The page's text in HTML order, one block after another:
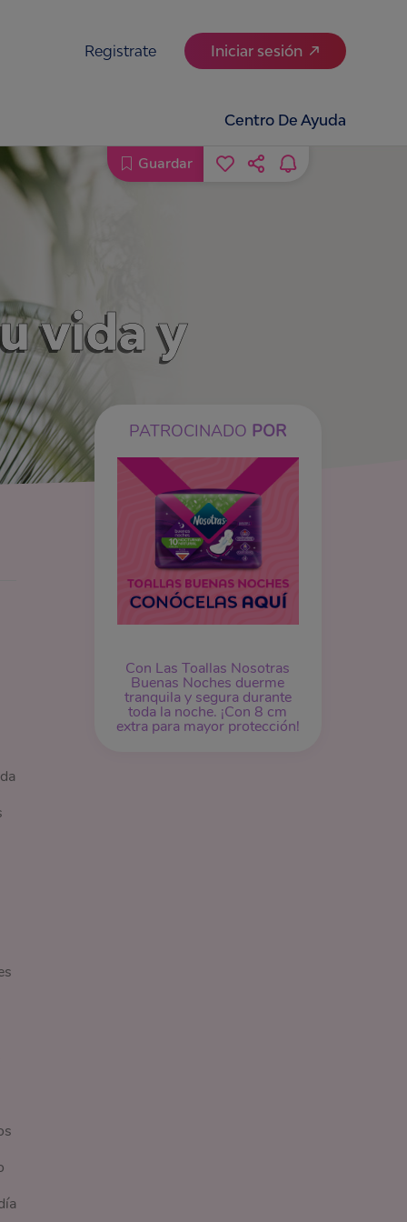
Registrate Iniciar sesión
Centro De Ayuda
vida y
PATROCINADO POR
Con Las Toallas Nosotras
Buenas Noches duerme
tranquila y segura durante
toda la noche. ¡Con 8 cm
extra para mayor protección!
Guardar